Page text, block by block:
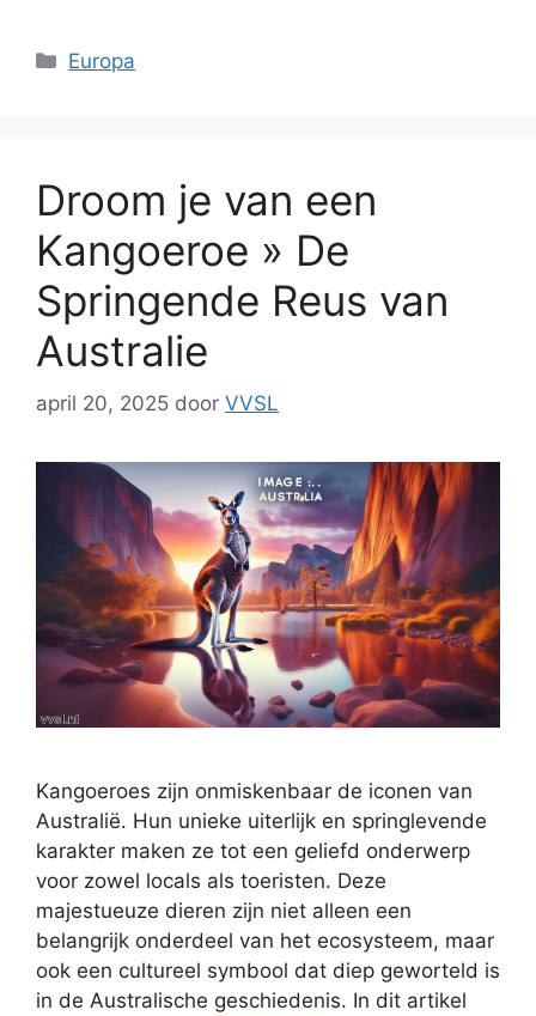
Categorieën
Europa
Droom je van een
Kangoeroe » De
Springende Reus van
Australie
april 20, 2025 door VVSL
Kangoeroes zijn onmiskenbaar de iconen van
Australië. Hun unieke uiterlijk en springlevende
karakter maken ze tot een geliefd onderwerp
voor zowel locals als toeristen. Deze
majestueuze dieren zijn niet alleen een
belangrijk onderdeel van het ecosysteem, maar
ook een cultureel symbool dat diep geworteld is
in de Australische geschiedenis. In dit artikel